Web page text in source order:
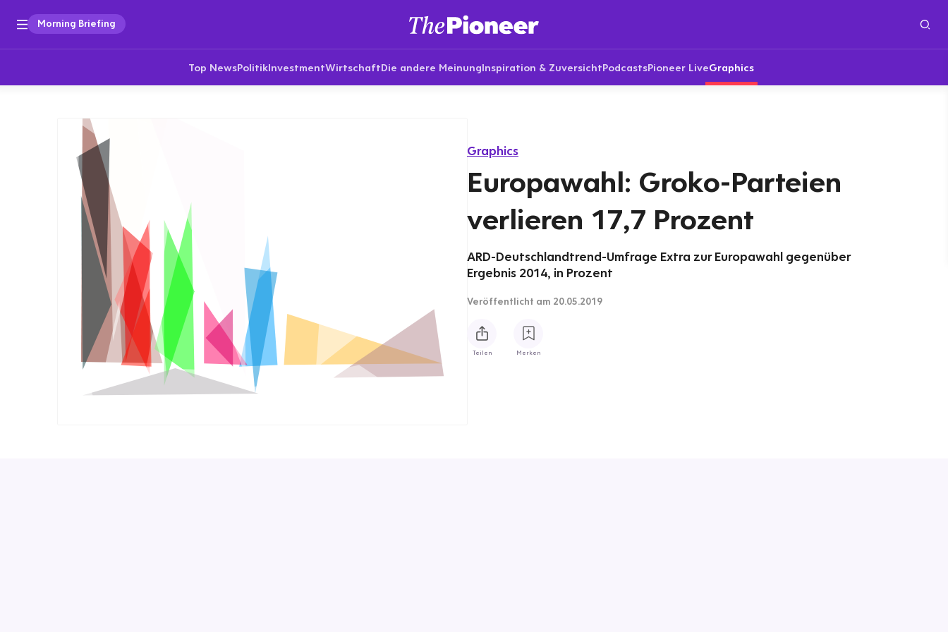
Morning Briefing
Top NewsPolitikInvestmentWirtschaftDie andere MeinungInspiration & ZuversichtPodcastsPioneer LiveGraphics
Graphics
Europawahl: Groko-Parteien
verlieren 17,7 Prozent
ARD-Deutschlandtrend-Umfrage Extra zur Europawahl gegenüber
Ergebnis 2014, in Prozent
Veröffentlicht am 20.05.2019
Teilen Merken